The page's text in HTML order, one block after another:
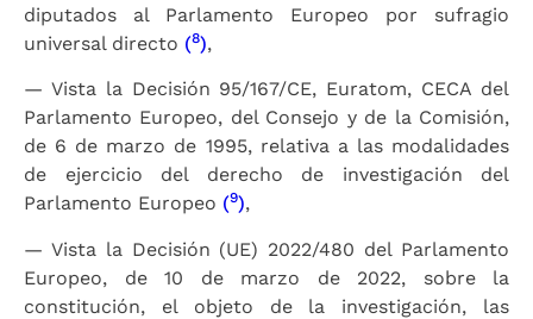
diputados al Parlamento Europeo por sufragio
universal directo (8),
— Vista la Decisión 95/167/CE, Euratom, CECA del
Parlamento Europeo, del Consejo y de la Comisión,
de 6 de marzo de 1995, relativa a las modalidades
de ejercicio del derecho de investigación del
Parlamento Europeo (9),
— Vista la Decisión (UE) 2022/480 del Parlamento
Europeo, de 10 de marzo de 2022, sobre la
constitución, el objeto de la investigación, las